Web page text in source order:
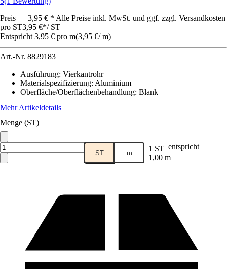
Preis — 3,95 € * Alle Preise inkl. MwSt. und ggf. zzgl. Versandkosten
pro ST3,95 €*/ ST
Entspricht 3,95 € pro m(3,95 €/ m)
Art.-Nr. 8829183
Ausführung: Vierkantrohr
Materialspezifizierung: Aluminium
Oberfläche/Oberflächenbehandlung: Blank
Mehr Artikeldetails
Menge (ST)
ST m 1 ST entspricht
1,00 m